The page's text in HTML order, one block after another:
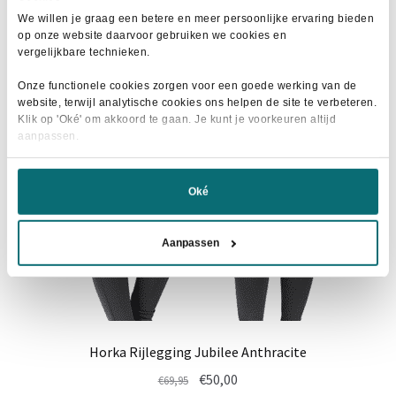
We willen je graag een betere en meer persoonlijke ervaring bieden
op onze website daarvoor gebruiken we cookies en
vergelijkbare technieken.
Onze functionele cookies zorgen voor een goede werking van de
website, terwijl analytische cookies ons helpen de site te verbeteren.
Klik op 'Oké' om akkoord te gaan. Je kunt je voorkeuren altijd
aanpassen.
Oké
Aanpassen
Horka Rijlegging Jubilee Anthracite
- 27%
€69,95
Oorspronkelijke
€50,00